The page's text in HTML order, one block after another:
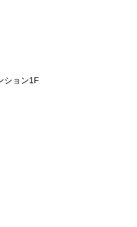
ション1F